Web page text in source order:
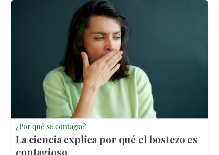
¿Por qué se contagia?
La ciencia explica por qué el bostezo es
contagioso